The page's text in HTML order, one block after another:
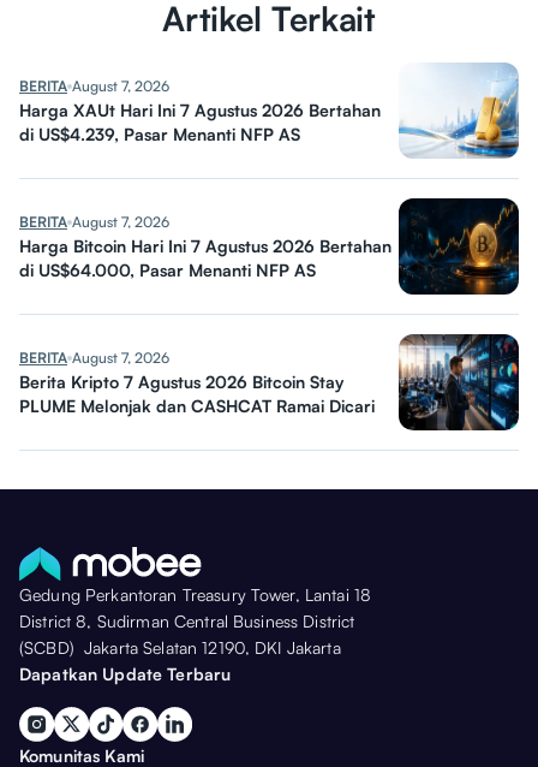
Artikel Terkait
BERITA August 7, 2026
Harga XAUt Hari Ini 7 Agustus 2026 Bertahan
di US$4.239, Pasar Menanti NFP AS
BERITA August 7, 2026
Harga Bitcoin Hari Ini 7 Agustus 2026 Bertahan
di US$64.000, Pasar Menanti NFP AS
BERITA August 7, 2026
Berita Kripto 7 Agustus 2026 Bitcoin Stay
PLUME Melonjak dan CASHCAT Ramai Dicari
Gedung Perkantoran Treasury Tower, Lantai 18
District 8, Sudirman Central Business District
(SCBD) Jakarta Selatan 12190, DKI Jakarta
Dapatkan Update Terbaru
Komunitas Kami